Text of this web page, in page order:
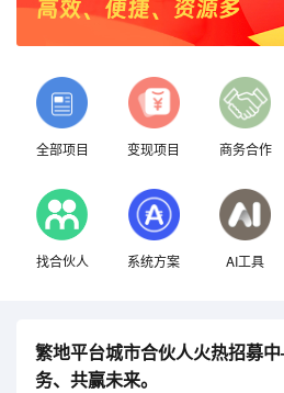
全部项目 变现项目 商务合作
找合伙人 系统方案 AI工具
繁地平台城市合伙人火热招募
务、共赢未来。